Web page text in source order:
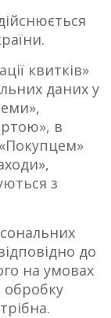
квитків»
даних у
в
з
до
на умовах
обробку